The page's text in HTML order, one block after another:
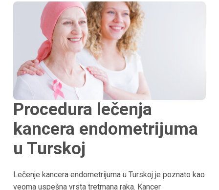
Procedura lečenja
kancera endometrijuma
u Turskoj
Lečenje kancera endometrijuma u Turskoj je poznato kao
veoma uspešna vrsta tretmana raka. Kancer